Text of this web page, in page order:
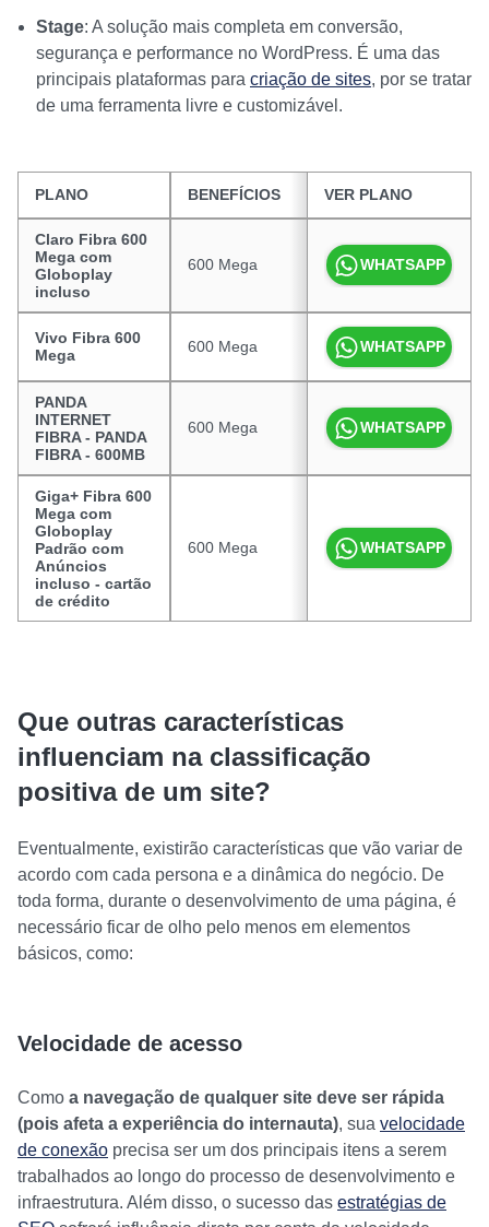
Stage: A solução mais completa em conversão,
segurança e performance no WordPress. É uma das
principais plataformas para criação de sites, por se tratar
de uma ferramenta livre e customizável.
PLANO BENEFÍCIOS PREÇO
VER PLANO
Claro Fibra 600
Mega com
Globoplay
incluso
600 Mega R$ 99,90
WHATSAPP
Vivo Fibra 600
Mega
600 Mega R$ 100,00
WHATSAPP
PANDA
INTERNET
FIBRA - PANDA
FIBRA - 600MB
600 Mega R$ 89,90
WHATSAPP
Giga+ Fibra 600
Mega com
Globoplay
Padrão com
Anúncios
incluso - cartão
de crédito
600 Mega R$ 99,99
WHATSAPP
Que outras características
influenciam na classificação
positiva de um site?
Eventualmente, existirão características que vão variar de
acordo com cada persona e a dinâmica do negócio. De
toda forma, durante o desenvolvimento de uma página, é
necessário ficar de olho pelo menos em elementos
básicos, como:
Velocidade de acesso
Como a navegação de qualquer site deve ser rápida
(pois afeta a experiência do internauta), sua velocidade
de conexão precisa ser um dos principais itens a serem
trabalhados ao longo do processo de desenvolvimento e
infraestrutura. Além disso, o sucesso das estratégias de